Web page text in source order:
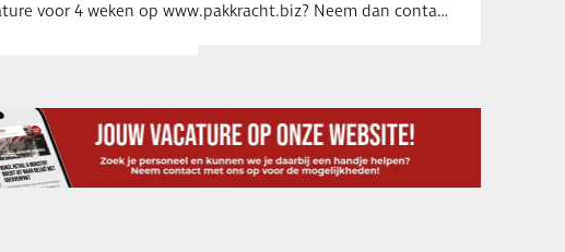
Uw vacature voor 4 weken op www.pakkracht.biz? Neem dan contact op met Yannick van …